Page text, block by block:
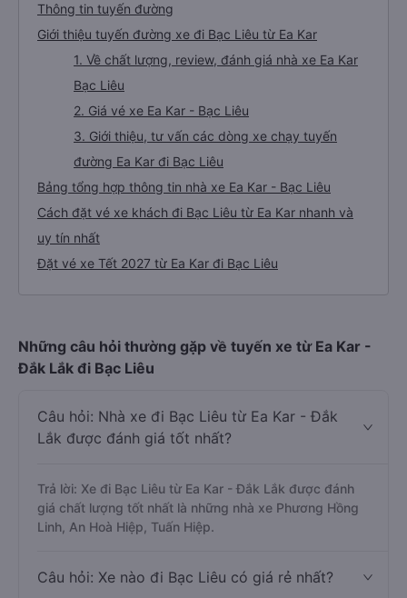
Thông tin tuyến đường
Giới thiệu tuyến đường xe đi Bạc Liêu từ Ea Kar
1. Về chất lượng, review, đánh giá nhà xe Ea Kar
Bạc Liêu
2. Giá vé xe Ea Kar - Bạc Liêu
3. Giới thiệu, tư vấn các dòng xe chạy tuyến
đường Ea Kar đi Bạc Liêu
Bảng tổng hợp thông tin nhà xe Ea Kar - Bạc Liêu
Cách đặt vé xe khách đi Bạc Liêu từ Ea Kar nhanh và
uy tín nhất
Đặt vé xe Tết 2027 từ Ea Kar đi Bạc Liêu
Những câu hỏi thường gặp về tuyến xe từ Ea Kar -
Đắk Lắk đi Bạc Liêu
Câu hỏi: Nhà xe đi Bạc Liêu từ Ea Kar - Đắk
Lắk được đánh giá tốt nhất?
Trả lời: Xe đi Bạc Liêu từ Ea Kar - Đắk Lắk được đánh
giá chất lượng tốt nhất là những nhà xe Phương Hồng
Linh, An Hoà Hiệp, Tuấn Hiệp.
Câu hỏi: Xe nào đi Bạc Liêu có giá rẻ nhất?